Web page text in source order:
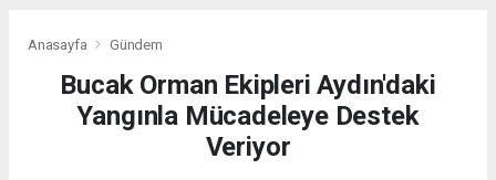
Anasayfa Gündem
Bucak Orman Ekipleri Aydın'daki
Yangınla Mücadeleye Destek
Veriyor